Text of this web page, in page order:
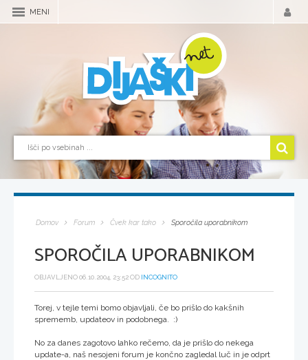
MENI
Domov Forum Čvek kar tako Sporočila uporabnikom
SPOROČILA UPORABNIKOM
OBJAVLJENO 06.10.2004, 23:52 OD INCOGNITO
Torej, v tejle temi bomo objavljali, če bo prišlo do kakšnih
sprememb, updateov in podobnega. :)
No za danes zagotovo lahko rečemo, da je prišlo do nekega
update-a, naš nesojeni forum je končno zagledal luč in je odprt